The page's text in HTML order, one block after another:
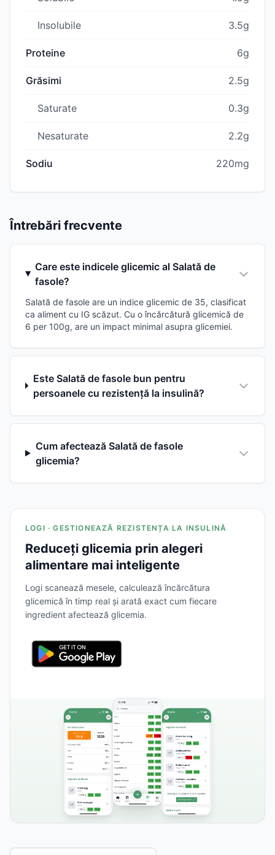
Insolubile 3.5g
Proteine 6g
Grăsimi 2.5g
Saturate 0.3g
Nesaturate 2.2g
Sodiu 220mg
Întrebări frecvente
Care este indicele glicemic al Salată de
fasole?
Salată de fasole are un indice glicemic de 35, clasificat
ca aliment cu IG scăzut. Cu o încărcătură glicemică de
6 per 100g, are un impact minimal asupra glicemiei.
Este Salată de fasole bun pentru
persoanele cu rezistență la insulină?
Cum afectează Salată de fasole
glicemia?
LOGI · GESTIONEAZĂ REZISTENȚA LA INSULINĂ
Reduceți glicemia prin alegeri
alimentare mai inteligente
Logi scanează mesele, calculează încărcătura
glicemică în timp real și arată exact cum fiecare
ingredient afectează glicemia.